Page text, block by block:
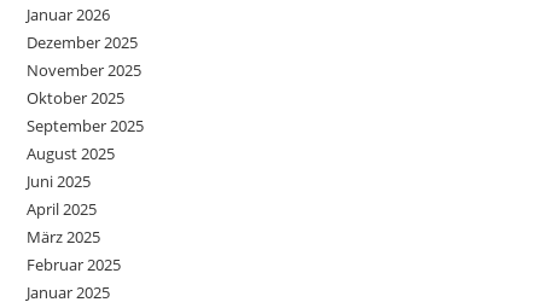
Januar 2026
Dezember 2025
November 2025
Oktober 2025
September 2025
August 2025
Juni 2025
April 2025
März 2025
Februar 2025
Januar 2025